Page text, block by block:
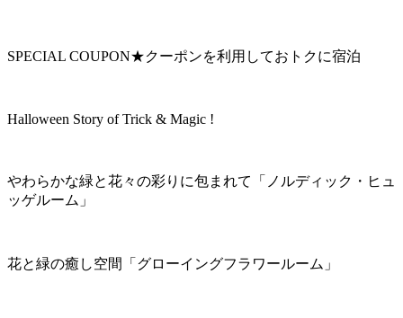
SPECIAL COUPON★クーポンを利用しておトクに宿泊
Halloween Story of Trick & Magic !
やわらかな緑と花々の彩りに包まれて「ノルディック・ヒュ
ッゲルーム」
花と緑の癒し空間「グローイングフラワールーム」